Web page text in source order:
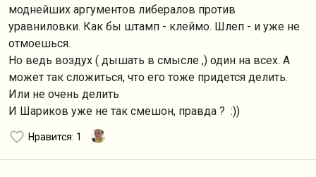
моднейших аргументов либералов против
уравниловки. Как бы штамп - клеймо. Шлеп - и уже не
отмоешься.
Но ведь воздух ( дышать в смысле ,) один на всех. А
может так сложиться, что его тоже придется делить.
Или не очень делить
И Шариков уже не так смешон, правда ? :))
Нравится: 1